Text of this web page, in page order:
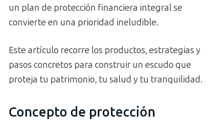
un plan de protección financiera integral se
convierte en una prioridad ineludible.
Este artículo recorre los productos, estrategias y
pasos concretos para construir un escudo que
proteja tu patrimonio, tu salud y tu tranquilidad.
Concepto de protección